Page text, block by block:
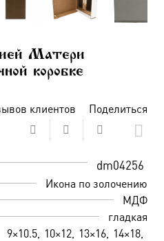
Матери
коробке
клиентов Поделиться
dm04256
Икона по золочению
МДФ
гладкая
9×10.5 10×12 13×16 14×18